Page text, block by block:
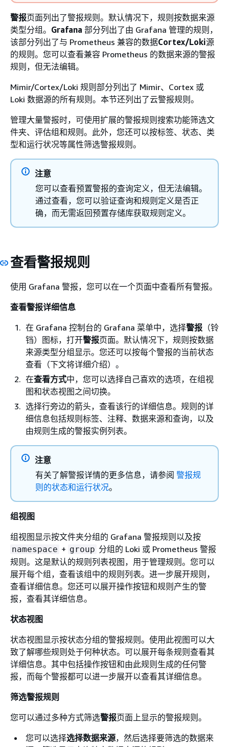
警报页面列出了警报规则。默认情况下，规则按数据来源
类型分组。 Grafana 部分列出了由 Grafana 管理的规则，
该部分列出了与 Prometheus 兼容的数据Cortex/Loki源
的规则。您可以查看兼容 Prometheus 的数据来源的警报
规则，但无法编辑。
Mimir/Cortex/Loki 规则部分列出了 Mimir、Cortex 或
Loki 数据源的所有规则。本节还列出了云警报规则。
管理大量警报时，可使用扩展的警报规则搜索功能筛选文
件夹、评估组和规则。此外，您还可以按标签、状态、类
型和运行状况等属性筛选警报规则。
注意
您可以查看预置警报的查询定义，但无法编辑。
通过查看，您可以验证查询和规则定义是否正
确，而无需返回预置存储库获取规则定义。
查看警报规则
使用 Grafana 警报，您可以在一个页面中查看所有警报。
查看警报详细信息
在 Grafana 控制台的 Grafana 菜单中，选择警报 （铃
铛）图标，打开警报页面。默认情况下，规则按数据
来源类型分组显示。您还可以按每个警报的当前状态
查看（下文将详细介绍）。
在查看方式中，您可以选择自己喜欢的选项，在组视
图和状态视图之间切换。
选择行旁边的箭头，查看该行的详细信息。规则的详
细信息包括规则标签、注释、数据来源和查询，以及
由规则生成的警报实例列表。
注意
有关了解警报详情的更多信息，请参阅 警报规
则的状态和运行状况。
组视图
组视图显示按文件夹分组的 Grafana 警报规则以及按
namespace + group 分组的 Loki 或 Prometheus 警报
规则。这是默认的规则列表视图，用于管理规则。您可以
展开每个组，查看该组中的规则列表。进一步展开规则，
查看详细信息。您还可以展开操作按钮和规则产生的警
报，查看其详细信息。
状态视图
状态视图显示按状态分组的警报规则。使用此视图可以大
致了解哪些规则处于何种状态。可以展开每条规则查看其
详细信息。其中包括操作按钮和由此规则生成的任何警
报，而每个警报都可以进一步展开以查看其详细信息。
筛选警报规则
您可以通过多种方式筛选警报页面上显示的警报规则。
您可以选择选择数据来源，然后选择要筛选的数据来